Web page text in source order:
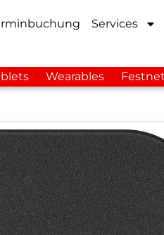
Services
Wearables